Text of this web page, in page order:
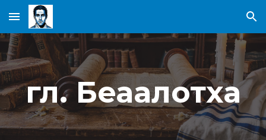
Skip to main content Skip to navigation
гл. Беаалотха